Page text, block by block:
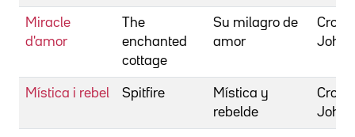
Miracle
d'amor
The
enchanted
cottage
Su milagro de
amor
John
Mística i rebel Spitfire
Mística y
rebelde
John